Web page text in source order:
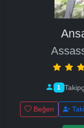
1
Beğen